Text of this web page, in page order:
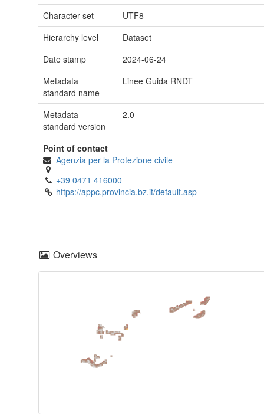
Character set
UTF8
Hierarchy level
Dataset
Date stamp
2024-06-24
Metadata
standard name
Linee Guida RNDT
Metadata
standard version
2.0
Point of contact
Agenzia per la Protezione civile
+39 0471 416000
https://appc.provincia.bz.it/default.asp
Overviews